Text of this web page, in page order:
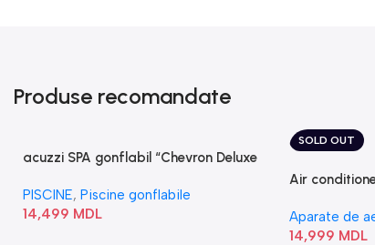
Produse recomandate
acuzzi SPA gonflabil “Chevron Deluxe
PISCINE, Piscine gonflabile
14,499 MDL
SOLD OUT
Air
Aparate de
14,999 MDL